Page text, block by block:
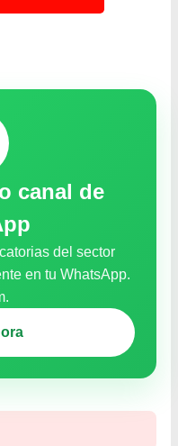
canal de
del sector
en tu WhatsApp.